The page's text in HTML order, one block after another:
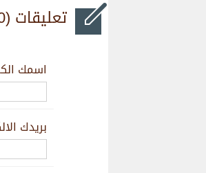
تعليقات (0)
اسمك
بريدك